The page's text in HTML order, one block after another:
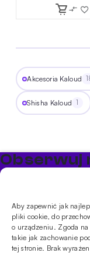
Aby zapewnić jak
pliki cookie, do
o urządzeniu. Zgoda
takie jak zachowanie
tej stronie. Brak
Akcesoria Kaloud
Shisha Kaloud 1
Obserwuj
Bądź na bieżąco z
ShisheCybuchy